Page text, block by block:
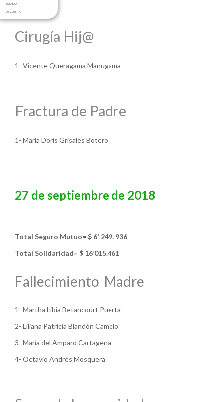
Cirugía Hij@
1- Vicente Queragama Manugama
Fractura de Padre
1- María Doris Grisales Botero
27 de septiembre de 2018
Total Seguro Mutuo= $ 6' 249. 936
Total Solidaridad= $ 16’015.461
Fallecimiento Madre
1- Martha Libia Betancourt Puerta
2- Liliana Patricia Blandón Camelo
3- María del Amparo Cartagena
4- Octavio Andrés Mosquera
ESTADO
DE CUENTA